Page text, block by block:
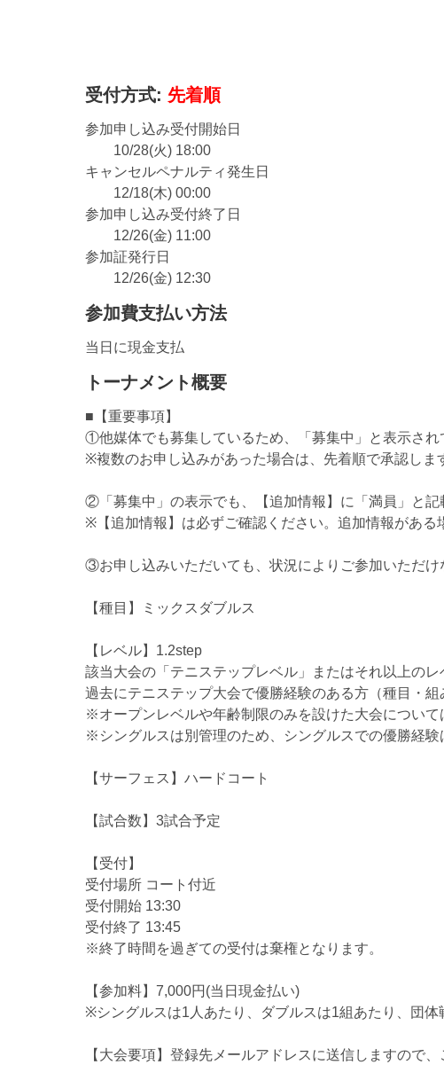
受付方式: 先着順
参加申し込み受付開始日
10/28(火) 18:00
キャンセルペナルティ発生日
12/18(木) 00:00
参加申し込み受付終了日
12/26(金) 11:00
参加証発行日
12/26(金) 12:30
参加費支払い方法
当日に現金支払
トーナメント概要
■【重要事項】
①他媒体でも募集しているため、「募集中」と表示され
※複数のお申し込みがあった場合は、先着順で承認しま
②「募集中」の表示でも、【追加情報】に「満員」と記
※【追加情報】は必ずご確認ください。追加情報がある
③お申し込みいただいても、状況によりご参加いただけ
【種目】ミックスダブルス
【レベル】1.2step
該当大会の「テニステップレベル」またはそれ以上のレ
過去にテニステップ大会で優勝経験のある方（種目・
※オープンレベルや年齢制限のみを設けた大会について
※シングルスは別管理のため、シングルスでの優勝経験
【サーフェス】ハードコート
【試合数】3試合予定
【受付】
受付場所 コート付近
受付開始 13:30
受付終了 13:45
※終了時間を過ぎての受付は棄権となります。
【参加料】7,000円(当日現金払い)
※シングルスは1人あたり、ダブルスは1組あたり、団体
【大会要項】登録先メールアドレスに送信しますので、